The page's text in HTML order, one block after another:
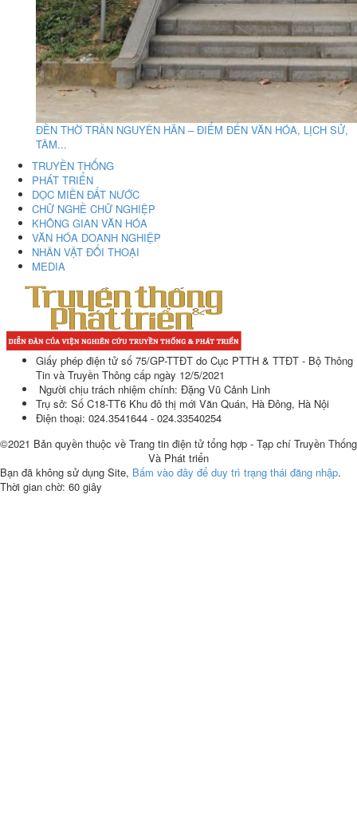
ĐỀN THỜ TRẦN NGUYÊN HÃN – ĐIỂM ĐẾN VĂN HÓA, LỊCH SỬ,
TÂM...
TRUYỀN THỐNG
PHÁT TRIỂN
DỌC MIỀN ĐẤT NƯỚC
CHỮ NGHỀ CHỮ NGHIỆP
KHÔNG GIAN VĂN HÓA
VĂN HÓA DOANH NGHIỆP
NHÂN VẬT ĐỐI THOẠI
MEDIA
Giấy phép điện tử số 75/GP-TTĐT do Cục PTTH & TTĐT - Bộ Thông
Tin và Truyền Thông cấp ngày 12/5/2021
Người chịu trách nhiệm chính: Đặng Vũ Cảnh Linh
Trụ sở: Số C18-TT6 Khu đô thị mới Văn Quán, Hà Đông, Hà Nội
Điện thoại: 024.3541644 - 024.33540254
©2021 Bản quyền thuộc về Trang tin điện tử tổng hợp - Tạp chí Truyền Thống
Và Phát triển
Bạn đã không sử dụng Site, Bấm vào đây để duy trì trạng thái đăng nhập.
Thời gian chờ: 60 giây